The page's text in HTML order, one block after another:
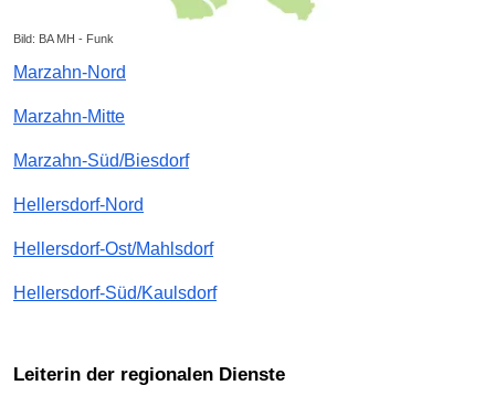
Bild: BA MH - Funk
Marzahn-Nord
Marzahn-Mitte
Marzahn-Süd/Biesdorf
Hellersdorf-Nord
Hellersdorf-Ost/Mahlsdorf
Hellersdorf-Süd/Kaulsdorf
Leiterin der regionalen Dienste